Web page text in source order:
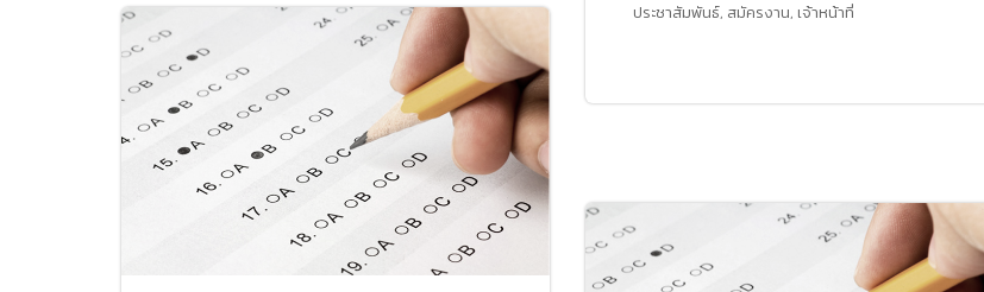
ประชาสัมพันธ์, สมัครงาน, เจ้าหน้าที่